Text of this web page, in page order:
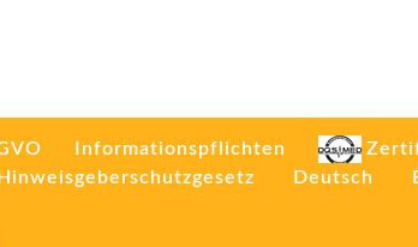
Informationspflichten
Hinweisgeberschutzgesetz Deutsch